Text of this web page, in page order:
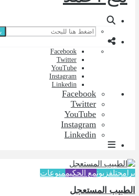
Facebook
Twitter
YouTube
Instagram
Linkedin
Facebook
Twitter
YouTube
Instagram
Linkedin
برامجتلفزيونمع الحكيممنوعات
الطبيب المستعجل